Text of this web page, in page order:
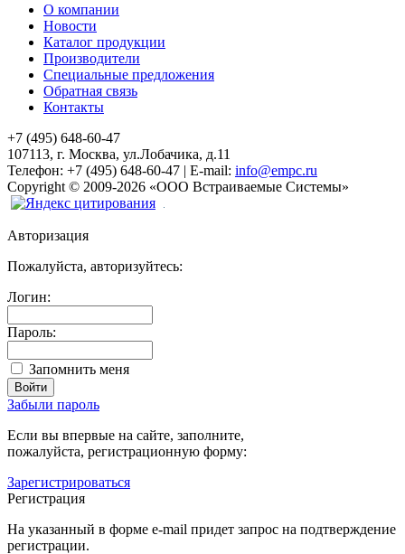
О компании
Новости
Каталог продукции
Производители
Специальные предложения
Обратная связь
Контакты
+7 (495) 648-60-47
107113, г. Москва, ул.Лобачика, д.11
Телефон: +7 (495) 648-60-47 | E-mail: info@empc.ru
Copyright © 2009-2026 «ООО Встраиваемые Системы»
Авторизация
Пожалуйста, авторизуйтесь:
Логин:
Пароль:
Запомнить меня
Забыли пароль
Если вы впервые на сайте, заполните,
пожалуйста, регистрационную форму:
Зарегистрироваться
Регистрация
На указанный в форме e-mail придет запрос на подтверждение
регистрации.